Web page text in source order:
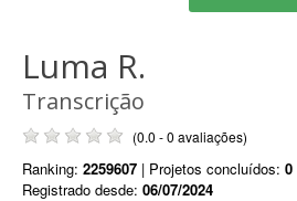
Luma R.
Transcrição
(0.0 - 0 avaliações)
Ranking: 2259607 | Projetos concluídos: 0
Registrado desde: 06/07/2024